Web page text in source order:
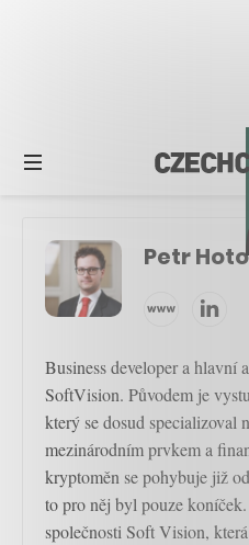
Petr
Business developer a hlavní
SoftVision. Původem je
který se dosud specializoval
mezinárodním prvkem a
kryptoměn se pohybuje již
to pro něj byl pouze
společnosti Soft Vision,